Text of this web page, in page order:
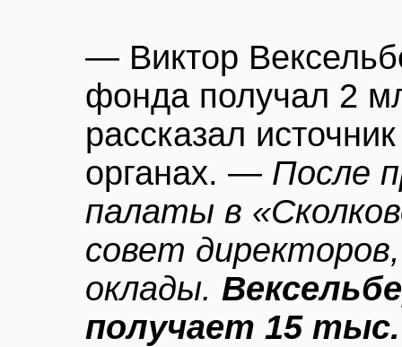
— Виктор
фонда получал 2
рассказал
органах. — После
палаты в
совет
оклады.
получает 15